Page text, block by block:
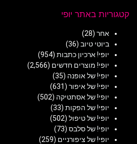
קטגוריות באתר יופי
אחר (28)
ביוטי טיוב (36)
יופי! ארכיון כתבות (954)
יופי! מוצרים חדשים (2,566)
יופי! של אופנה (35)
יופי! של איפור (631)
יופי! של אסתטיקה (502)
יופי! של הפקות (33)
יופי! של טיפול (502)
יופי! של סלבס (73)
יופי! של ציפורניים (259)